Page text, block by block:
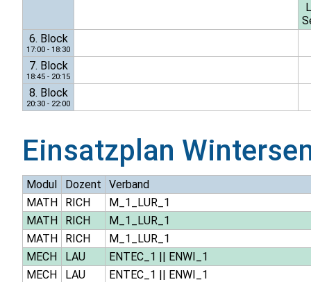
6. Block
17:00 - 18:30
7. Block
18:45 - 20:15
8. Block
20:30 - 22:00
Einsatzplan
Modul Dozent
Verband
MATH
RICH
M_1_LUR_1
MATH
RICH
M_1_LUR_1
MATH
RICH
M_1_LUR_1
MECH
LAU ENTEC_1 || ENWI_1
MECH
LAU ENTEC_1 || ENWI_1